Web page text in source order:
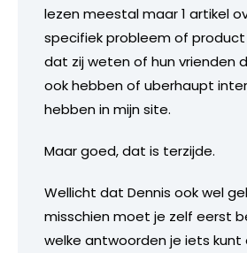
lezen meestal maar 1 artikel
specifiek probleem of product
dat zij weten of hun vrienden
ook hebben of uberhaupt
hebben in mijn site.
Maar goed, dat is terzijde.
Wellicht dat Dennis ook wel
misschien moet je zelf eerst
welke antwoorden je iets kunt